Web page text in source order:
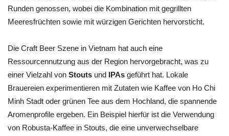
Runden genossen, wobei die Kombination mit gegrillten
Meeresfrüchten sowie mit würzigen Gerichten hervorsticht.
Die Craft Beer Szene in Vietnam hat auch eine
Ressourcennutzung aus der Region hervorgebracht, was zu
einer Vielzahl von Stouts und IPAs geführt hat. Lokale
Brauereien experimentieren mit Zutaten wie Kaffee von Ho Chi
Minh Stadt oder grünen Tee aus dem Hochland, die spannende
Aromenprofile ergeben. Ein Beispiel hierfür ist die Verwendung
von Robusta-Kaffee in Stouts, die eine unverwechselbare